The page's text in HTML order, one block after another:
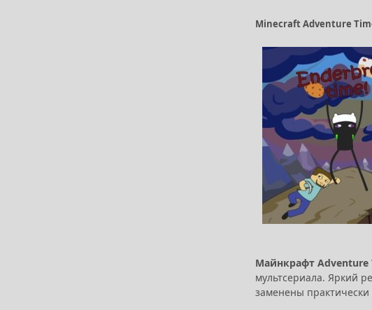
Minecraft Adventure
Майнкрафт Adventure
мультсериала. Яркий
заменены